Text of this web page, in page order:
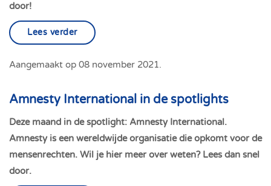
door!
Lees verder
Aangemaakt op 08 november 2021.
Amnesty International in de spotlights
Deze maand in de spotlight: Amnesty International.
Amnesty is een wereldwijde organisatie die opkomt voor de
mensenrechten. Wil je hier meer over weten? Lees dan snel
door.